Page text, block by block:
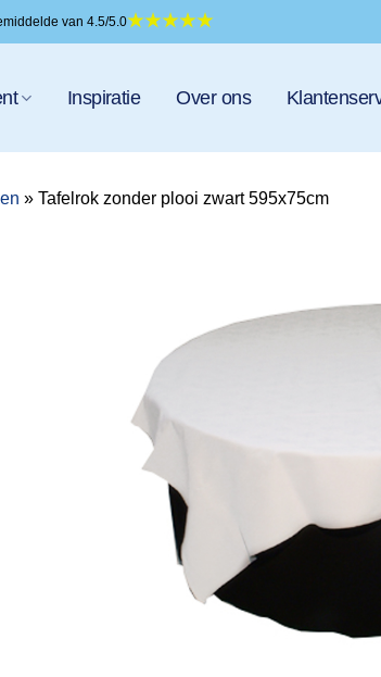
van 4.5/5.0
Inspiratie Over ons
» Tafelrok zonder plooi zwart 595x75cm